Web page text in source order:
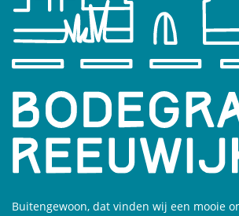
Buitengewoon, dat vinden wij een mooie